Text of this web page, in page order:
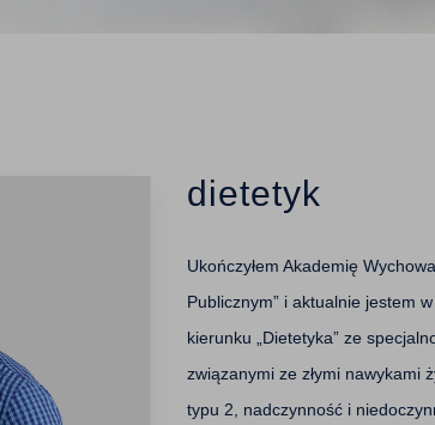
dietetyk
Ukończyłem Akademię
Publicznym” i aktualnie jestem
kierunku „Dietetyka” ze
związanymi ze złymi nawykami
typu 2, nadczynność i